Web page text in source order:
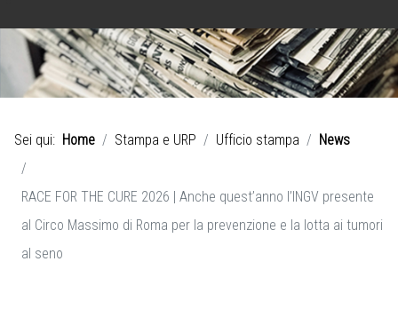
Sei qui: Home Stampa e URP Ufficio stampa News
RACE FOR THE CURE 2026 | Anche quest’anno l’INGV presente
al Circo Massimo di Roma per la prevenzione e la lotta ai tumori
al seno